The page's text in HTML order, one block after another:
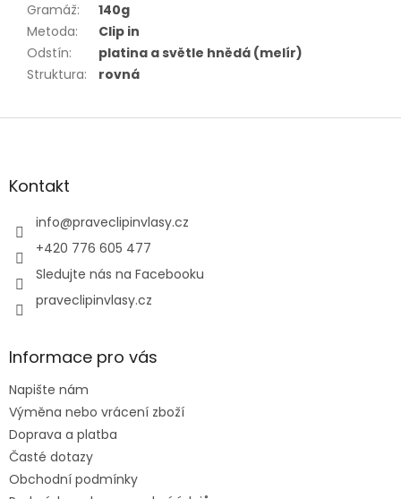
Gramáž:
140g
Metoda:
Clip in
Odstín:
platina a světle hnědá (melír)
Struktura: rovná
Z
aKontakt
info@praveclipinvlasy.cz
+420 776 605 477
Sledujte nás na Facebooku
praveclipinvlasy.cz
Informace pro vás
Napište nám
Výměna nebo vrácení zboží
Doprava a platba
Časté dotazy
Obchodní podmínky